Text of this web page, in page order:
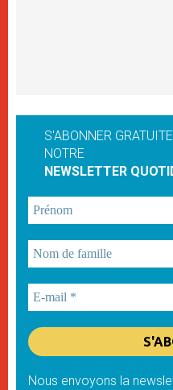
S'ABONNER
NOTRE
NEWSLETTER
Nous envoyons la